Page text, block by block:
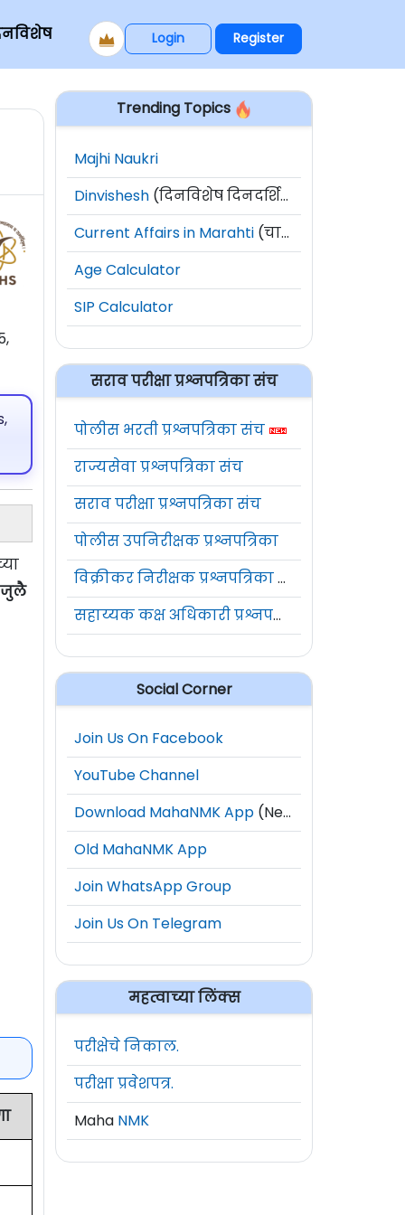
Login Register
जुलै
Trending Topics
Majhi Naukri
Dinvishesh (दिनविशेष दिनदर्शिका)
Current Affairs in Marahti (चालू घडामोडी)
Age Calculator
SIP Calculator
सराव परीक्षा प्रश्नपत्रिका संच
पोलीस भरती प्रश्नपत्रिका संच
राज्यसेवा प्रश्नपत्रिका संच
सराव परीक्षा प्रश्नपत्रिका संच
पोलीस उपनिरीक्षक प्रश्नपत्रिका
विक्रीकर निरीक्षक प्रश्नपत्रिका संच
सहाय्यक कक्ष अधिकारी प्रश्नपत्रिका संच
Social Corner
Join Us On Facebook
YouTube Channel
Download MahaNMK App (New)
Old MahaNMK App
Join WhatsApp Group
Join Us On Telegram
महत्वाच्या लिंक्स
परीक्षेचे निकाल.
परीक्षा प्रवेशपत्र.
Maha NMK